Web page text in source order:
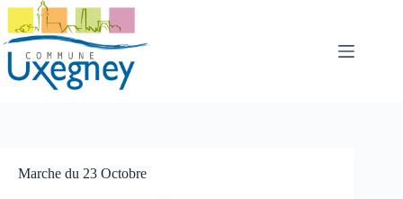
Passer
contenu
Marche du 23 Octobre